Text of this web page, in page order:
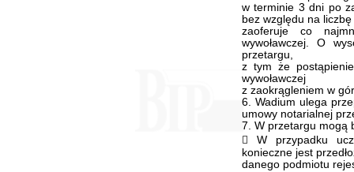
w terminie 3 dni po
bez względu na
zaoferuje co
wywoławczej. O
przetargu,
z tym że
wywoławczej
z zaokrągleniem w
6. Wadium ulega
umowy notarialnej
7. W przetargu mogą
 W przypadku
konieczne jest
danego podmiotu